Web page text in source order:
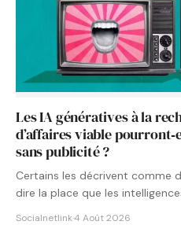
Les IA génératives à la
d’affaires viable
sans publicité ?
Certains les décrivent comme
dire la place que les
Socialnetlink·4 Août 2026